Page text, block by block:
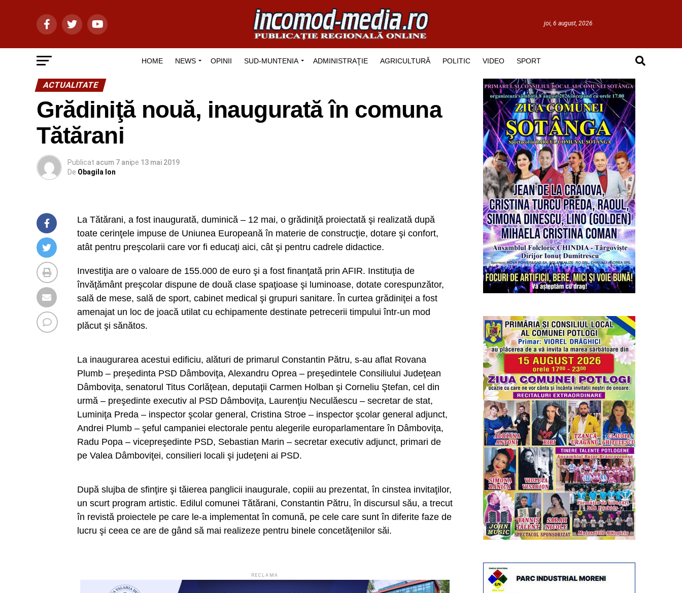
joi, 6 august, 2026
HOME NEWS OPINII SUD-MUNTENIA ADMINISTRAŢIE AGRICULTURĂ POLITIC VIDEO SPORT
ACTUALITATE
Grădiniţă nouă, inaugurată în comuna
Tătărani
Publicat acum 7 anipe 13 mai 2019
De Obagila Ion
La Tătărani, a fost inaugurată, duminică – 12 mai, o grădiniţă proiectată şi realizată după
toate cerinţele impuse de Uniunea Europeană în materie de construcţie, dotare şi confort,
atât pentru preşcolarii care vor fi educaţi aici, cât şi pentru cadrele didactice.
Investiţia are o valoare de 155.000 de euro şi a fost finanţată prin AFIR. Instituţia de
învăţământ preşcolar dispune de două clase spaţioase şi luminoase, dotate corespunzător,
sală de mese, sală de sport, cabinet medical şi grupuri sanitare. În curtea grădiniţei a fost
amenajat un loc de joacă utilat cu echipamente destinate petrecerii timpului într-un mod
plăcut şi sănătos.
La inaugurarea acestui edificiu, alături de primarul Constantin Pătru, s-au aflat Rovana
Plumb – preşedinta PSD Dâmboviţa, Alexandru Oprea – preşedintele Consiliului Judeţean
Dâmboviţa, senatorul Titus Corlăţean, deputaţii Carmen Holban şi Corneliu Ştefan, cel din
urmă – preşedinte executiv al PSD Dâmboviţa, Laurenţiu Neculăescu – secretar de stat,
Luminiţa Preda – inspector şcolar general, Cristina Stroe – inspector şcolar general adjunct,
Andrei Plumb – şeful campaniei electorale pentu alegerile europarlamentare în Dâmboviţa,
Radu Popa – vicepreşedinte PSD, Sebastian Marin – secretar executiv adjunct, primari de
pe Valea Dâmboviţei, consilieri locali şi judeţeni ai PSD.
După slujba de sfinţire şi tăierea panglicii inaugurale, copiii au prezentat, în cinstea invitaţilor,
un scurt program artistic. Edilul comunei Tătărani, Constantin Pătru, în discursul său, a trecut
în revistă proiectele pe care le-a implementat în comună, pe cele care sunt în diferite faze de
lucru şi ceea ce are de gând să mai realizeze pentru binele concetăţenilor săi.
RECLAMA